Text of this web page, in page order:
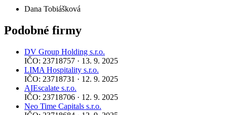
Dana Tobiášková
Podobné firmy
DV Group Holding s.r.o.
IČO: 23718757 · 13. 9. 2025
LIMA Hospitality s.r.o.
IČO: 23718731 · 12. 9. 2025
AIEscalate s.r.o.
IČO: 23718706 · 12. 9. 2025
Neo Time Capitals s.r.o.